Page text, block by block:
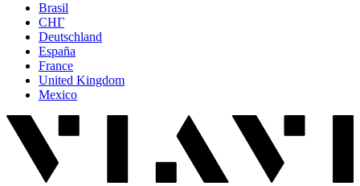
Brasil
СНГ
Deutschland
España
France
United Kingdom
Mexico